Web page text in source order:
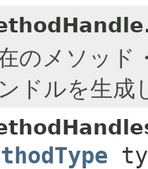
のメソッド
ドルを生成